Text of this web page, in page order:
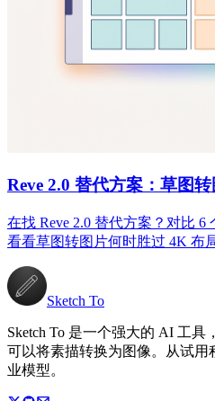
Reve 2.0 替代方案：草图
在找 Reve 2.0 替代方案？对比 6
看看草图转图片何时胜过 4K 布
Sketch To
Sketch To 是一个强大的 AI 工
可以将素描转换为图像。从试
业模型。